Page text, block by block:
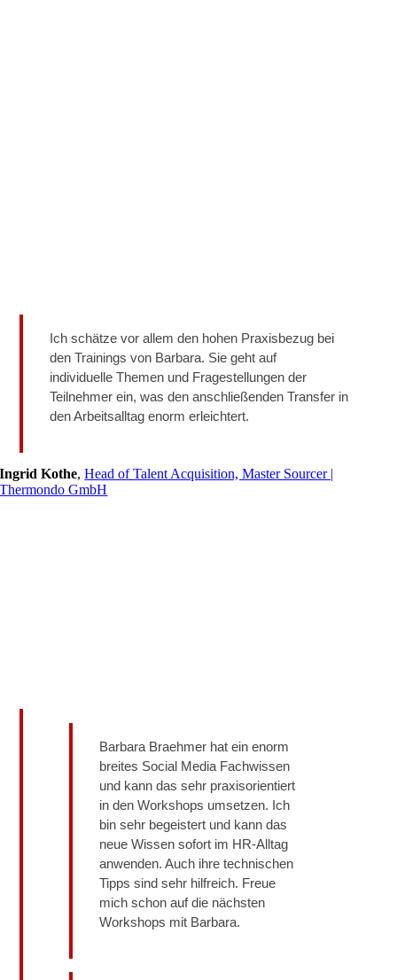
Ich schätze vor allem den hohen Praxisbezug bei
den Trainings von Barbara. Sie geht auf
individuelle Themen und Fragestellungen der
Teilnehmer ein, was den anschließenden Transfer in
den Arbeitsalltag enorm erleichtert.
Ingrid Kothe,Head of Talent Acquisition, Master Sourcer |
Thermondo GmbH
Barbara Braehmer hat ein enorm
breites Social Media Fachwissen
und kann das sehr praxisorientiert
in den Workshops umsetzen. Ich
bin sehr begeistert und kann das
neue Wissen sofort im HR-Alltag
anwenden. Auch ihre technischen
Tipps sind sehr hilfreich. Freue
mich schon auf die nächsten
Workshops mit Barbara.